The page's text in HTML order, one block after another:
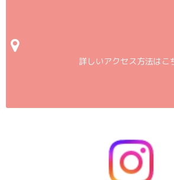
詳しいアクセス方法はこ